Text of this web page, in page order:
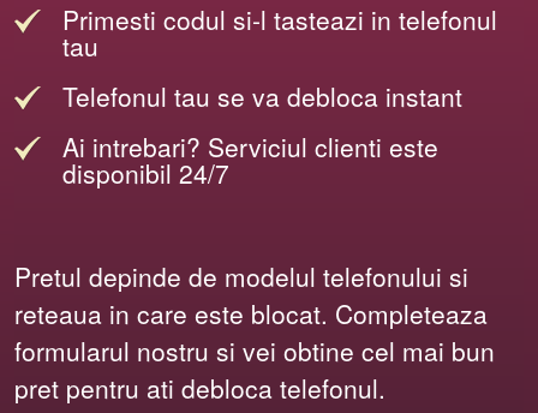
Primesti codul si-l tasteazi in telefonul
tau
Telefonul tau se va debloca instant
Ai intrebari? Serviciul clienti este
disponibil 24/7
Pretul depinde de modelul telefonului si
reteaua in care este blocat. Completeaza
formularul nostru si vei obtine cel mai bun
pret pentru ati debloca telefonul.